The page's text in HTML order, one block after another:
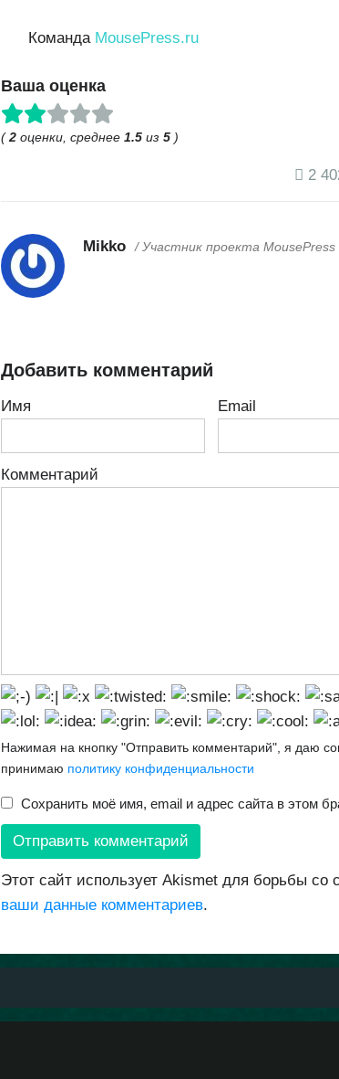
Команда MousePress.ru
Ваша оценка
(2 оценки, среднее 1.5 из 5 )
2
Mikko / Участник проекта MousePress
Добавить комментарий
Имя Email
Комментарий
Нажимая на кнопку "Отправить комментарий", я даю
принимаю политику конфиденциальности
Сохранить моё имя, email и адрес сайта в этом
Этот сайт использует Akismet для борьбы
ваши данные комментариев.